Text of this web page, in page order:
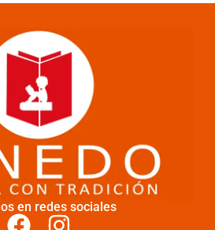
en redes sociales